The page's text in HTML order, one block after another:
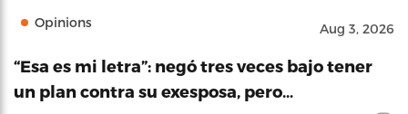
Opinions Aug 3, 2026
“Esa es mi letra”: negó tres veces bajo tener
un plan contra su exesposa, pero…